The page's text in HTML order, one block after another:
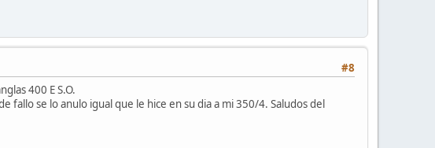
#8
400 E S.O.
fallo se lo anulo igual que le hice en su dia a mi 350/4. Saludos del